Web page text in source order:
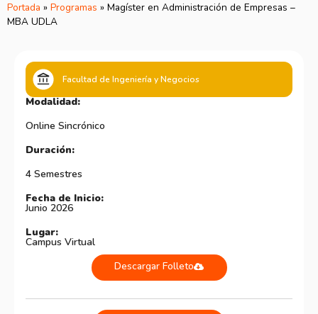
Portada » Programas » Magíster en Administración de Empresas –
MBA UDLA
Facultad de Ingeniería y Negocios
Modalidad:
Online Sincrónico
Duración:
4 Semestres
Fecha de Inicio:
Junio 2026
Lugar:
Campus Virtual
Descargar Folleto